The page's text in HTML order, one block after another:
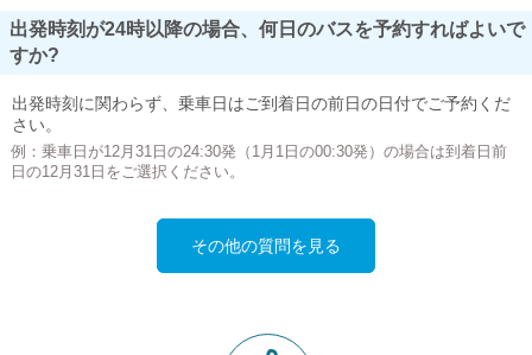
出発時刻が24時以降の場合、何日のバスを予約すればよいで
すか?
出発時刻に関わらず、乗車日はご到着日の前日の日付でご予約くだ
さい。
例：乗車日が12月31日の24:30発（1月1日の00:30発）の場合は到着日前
日の12月31日をご選択ください。
その他の質問を見る